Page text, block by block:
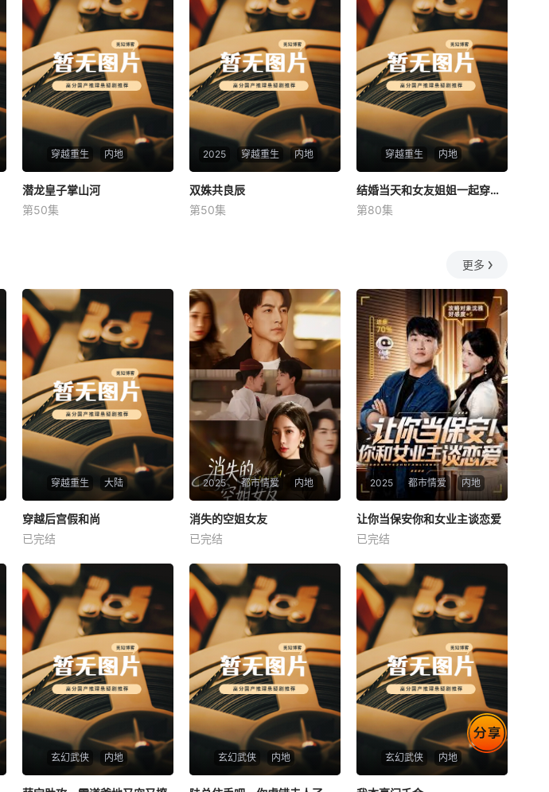
穿越重生 内地
潜龙皇子掌山河
未知
潜龙皇子掌山河
第50集
2025 穿越重生 内地
双姝共良辰
未知
双姝共良辰
第50集
穿越重生 内地
结婚当天和女友姐姐一起穿越了
何釗遠、邵依蕊
结婚当天和女友姐姐一起穿越了
第80集
更多
穿越重生 大陆
穿越后宫假和尚
未知
穿越后宫假和尚
已完结
2025 都市情爱 内地
消失的空姐女友
未知
消失的空姐女友
已完结
2025 都市情爱 内地
未知
让你当保安你和女业主谈恋爱
已完结
玄幻武侠 内地 玄幻武侠 内地 玄幻武侠 内地